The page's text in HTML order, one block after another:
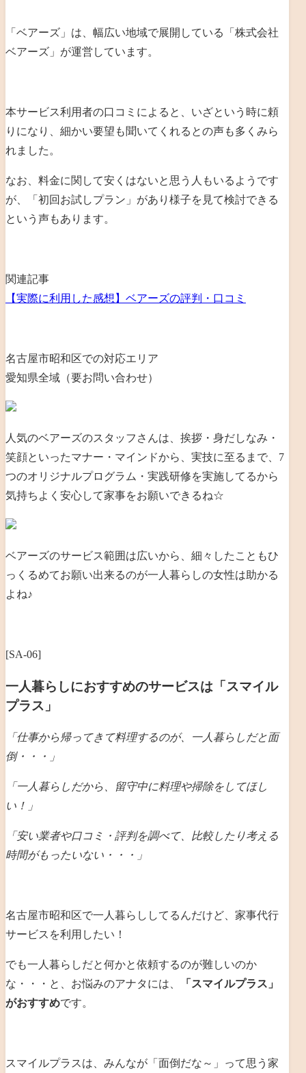
「ベアーズ」は、幅広い地域で展開している「 株式会社
ベアーズ 」が運営しています。
本サービス利用者の口コミによると、いざという時に頼
りになり、細かい要望も聞いてくれるとの声も多くみら
れました。
なお、料金に関して安くはないと思う人もいるようです
が、「初回お試しプラン」があり様子を見て検討できる
という声もあります。
関連記事
【実際に利用した感想】ベアーズの評判・口コミ
名古屋市昭和区での対応エリア
愛知県全域（要お問い合わせ）
人気のベアーズのスタッフさんは、 挨拶・身だしなみ・
笑顔といったマナー・マインドから、実技に至るまで、7
つのオリジナルプログラム・実践研修を実施してるから
気持ちよく安心して家事をお願いできるね☆
ベアーズのサービス範囲は広いから、細々したこともひ
っくるめてお願い出来るのが一人暮らしの女性は助かる
よね♪
[SA-06]
一人暮らしにおすすめのサービスは「スマイル
プラス」
「仕事から帰ってきて料理するのが、一人暮らしだと面
倒・・・」
「一人暮らしだから、留守中に料理や掃除をしてほし
い！」
「安い業者や口コミ・評判を調べて、比較したり考える
時間がもったいない・・・」
名古屋市昭和区で一人暮らししてるんだけど、家事代行
サービスを利用したい！
でも一人暮らしだと何かと依頼するのが難しいのか
な・・・と、お悩みのアナタには、
「スマイルプラス」
がおすすめです。
スマイルプラスは、みんなが「面倒だな～」って思う家